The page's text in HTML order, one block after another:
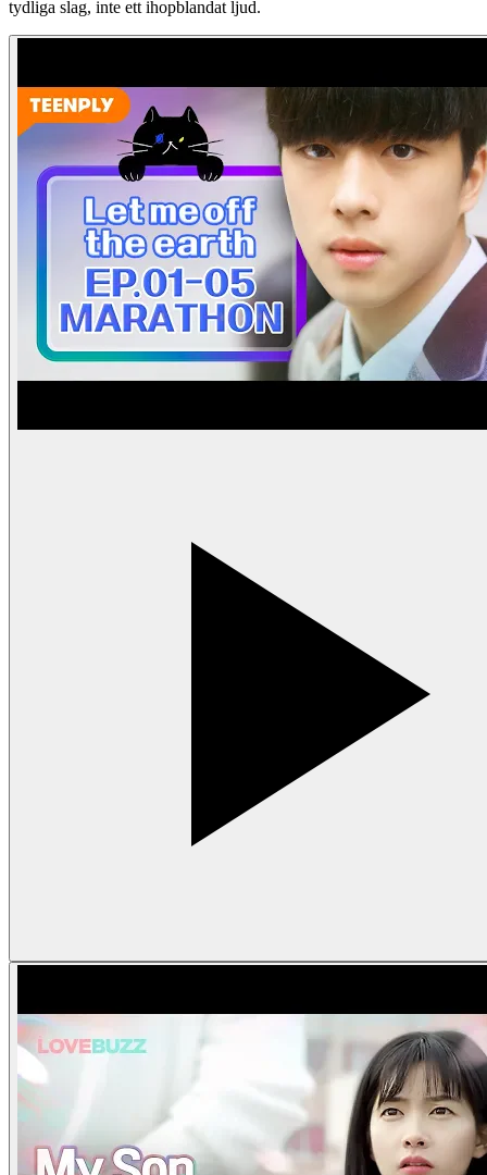
tydliga slag, inte ett ihopblandat ljud.